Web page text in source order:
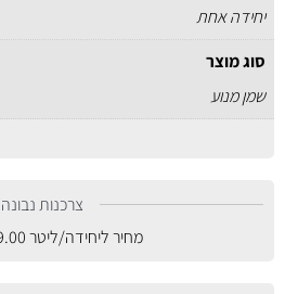
יחידה אחת
סוג מוצר
שמן מנוע
צרכנות נבונה
מחיר ליחידה/ליטר